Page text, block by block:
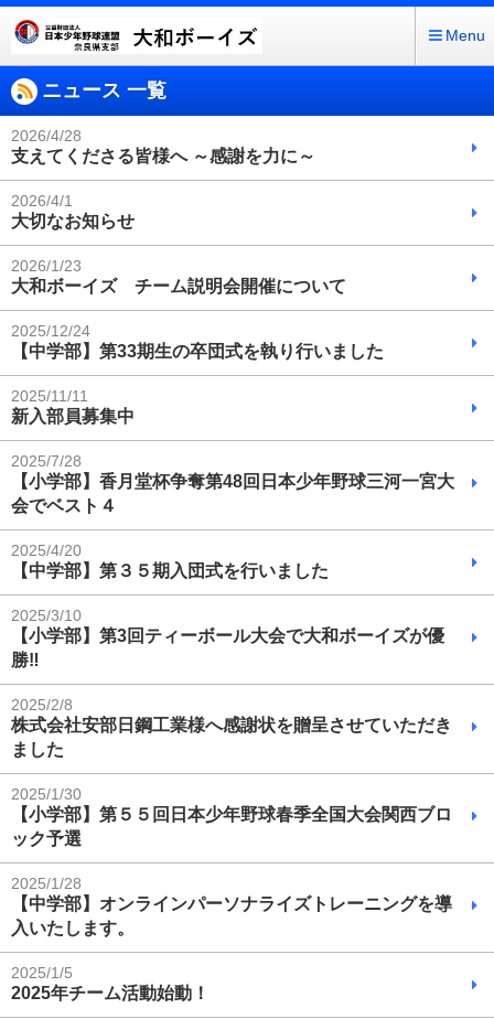
Menu
ニュース 一覧
2026/4/28
支えてくださる皆様へ ～感謝を力に～
2026/4/1
大切なお知らせ
2026/1/23
大和ボーイズ チーム説明会開催について
2025/12/24
【中学部】第33期生の卒団式を執り行いました
2025/11/11
新入部員募集中
2025/7/28
【小学部】香月堂杯争奪第48回日本少年野球三河一宮大
会でベスト４
2025/4/20
【中学部】第３５期入団式を行いました
2025/3/10
【小学部】第3回ティーボール大会で大和ボーイズが優
勝‼
2025/2/8
株式会社安部日鋼工業様へ感謝状を贈呈させていただき
ました
2025/1/30
【小学部】第５５回日本少年野球春季全国大会関西ブロ
ック予選
2025/1/28
【中学部】オンラインパーソナライズトレーニングを導
入いたします。
2025/1/5
2025年チーム活動始動！